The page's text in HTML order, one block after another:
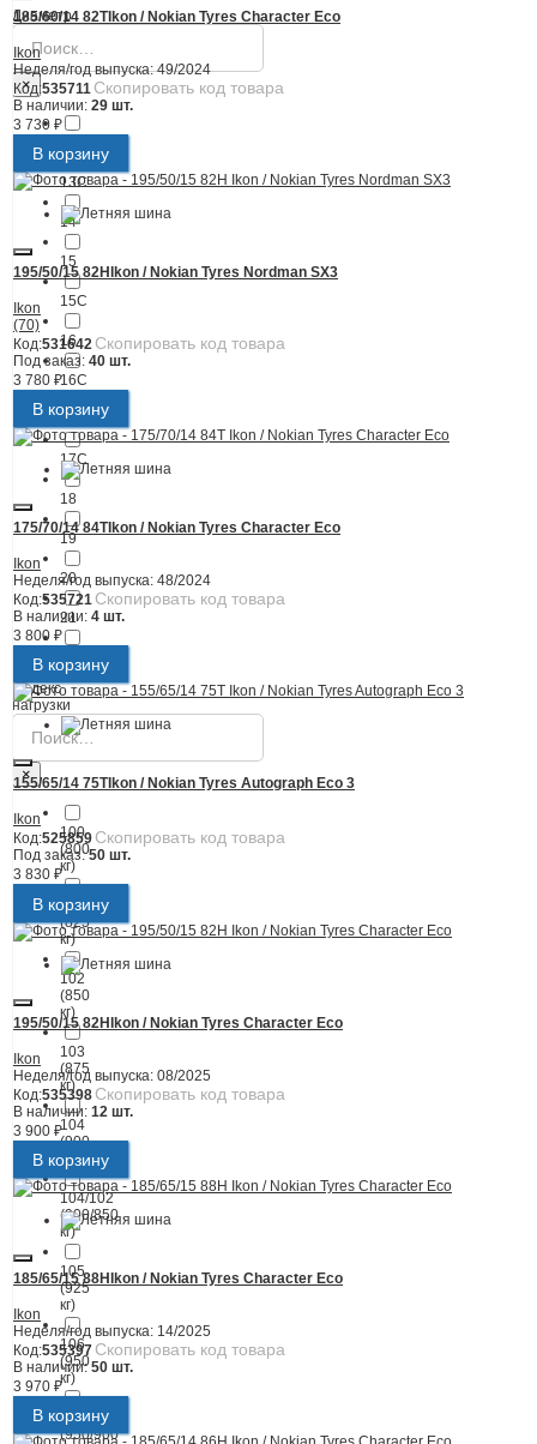
Диаметр
×
13C
14
15
15C
16
16C
17
17C
18
19
20
21
Индекс
нагрузки
×
100
(800
кг)
101
(825
кг)
102
(850
кг)
103
(875
кг)
104
(900
кг)
104/102
(900/850
кг)
105
(925
кг)
106
(950
кг)
106/104
(950/900
185/60/14 82TIkon / Nokian Tyres Character Eco
Ikon
Неделя/год выпуска:49/2024
Код:535711 Скопировать код товара
В наличии: 29 шт.
3 730 ₽
В корзину
195/50/15 82HIkon / Nokian Tyres Nordman SX3
Ikon
(70)
Код:531642 Скопировать код товара
Под заказ: 40 шт.
3 780 ₽
В корзину
175/70/14 84TIkon / Nokian Tyres Character Eco
Ikon
Неделя/год выпуска: 48/2024
Код:535721 Скопировать код товара
В наличии: 4 шт.
3 800 ₽
В корзину
155/65/14 75TIkon / Nokian Tyres Autograph Eco 3
Ikon
Код:525859 Скопировать код товара
Под заказ:50 шт.
3 830 ₽
В корзину
195/50/15 82HIkon / Nokian Tyres Character Eco
Ikon
Неделя/год выпуска: 08/2025
Код:535398 Скопировать код товара
В наличии: 12 шт.
3 900 ₽
В корзину
185/65/15 88H Ikon / Nokian Tyres Character Eco
Ikon
Неделя/год выпуска: 14/2025
Код:535397 Скопировать код товара
В наличии:50 шт.
3 970 ₽
В корзину